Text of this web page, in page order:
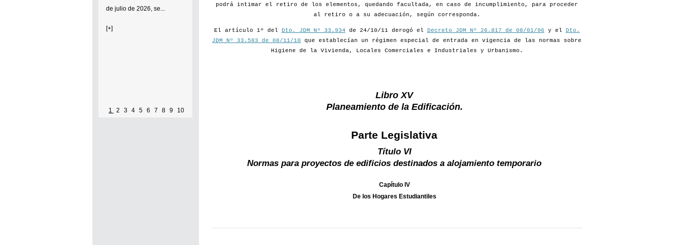
de julio de 2026, se...
[+]
1 2 3 4 5 6 7 8 9 10
podrá intimar el retiro de los elementos, quedando facultada, en caso de incumplimiento, para proceder
al retiro o a su adecuación, según corresponda.
El artículo 1º del Dto. JDM Nº 33.934 de 24/10/11 derogó el Decreto JDM Nº 26.817 de 08/01/96 y el Dto.
JDM Nº 33.583 de 08/11/10 que establecían un régimen especial de entrada en vigencia de las normas sobre
Higiene de la Vivienda, Locales Comerciales e Industriales y Urbanismo.
Libro XV
Planeamiento de la Edificación.
Parte Legislativa
Título VI
Normas para proyectos de edificios destinados a alojamiento temporario
Capítulo IV
De los Hogares Estudiantiles